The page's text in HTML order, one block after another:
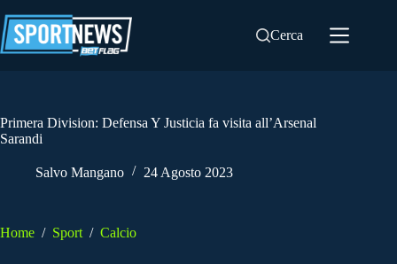
al
contenuto
Cerca
Primera Division: Defensa Y Justicia fa visita all’Arsenal
Sarandi
Salvo Mangano 24 Agosto 2023
Home / Sport / Calcio